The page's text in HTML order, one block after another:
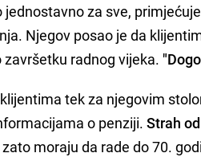
jednostavno za sve,
Njegov posao je da
završetku radnog vijeka.
tek za njegovim
o penziji.Strah
moraju da rade do 70.